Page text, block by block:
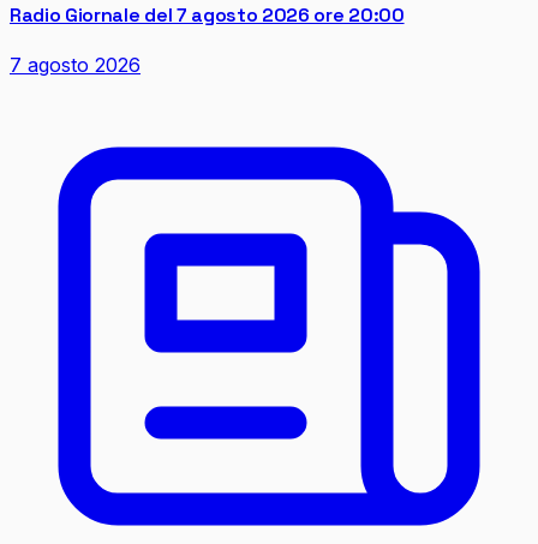
Radio Giornale del 7 agosto 2026 ore 20:00
7 agosto 2026